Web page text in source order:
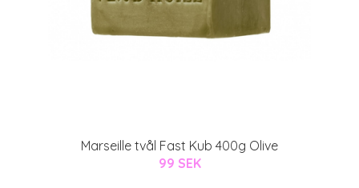
Marseille tvål Fast Kub 400g Olive
99 SEK